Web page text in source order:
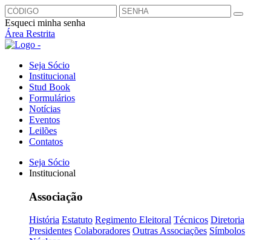
Esqueci minha senha
Área Restrita
Seja Sócio
Institucional
Stud Book
Formulários
Notícias
Eventos
Leilões
Contatos
Seja Sócio
Institucional
Associação
História Estatuto Regimento Eleitoral Técnicos Diretoria
Presidentes Colaboradores Outras Associações Símbolos